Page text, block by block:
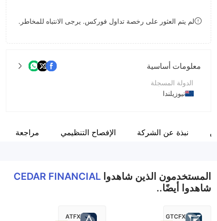
8
لم يتم العثور على رخصة تداول فوركس. يرجى الانتباه للمخاطر.
معلومات أساسية
الدولة المسجلة
نيوزيلندا
اسم الشركة
نبذة عن الشركة الإفصاح التنظيمي مراجعة
المستخدمون الذين شاهدوا CEDAR FINANCIAL
شاهدوا أيضًا..
GTCFX
ATFX